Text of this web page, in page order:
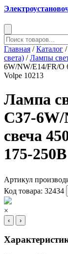
Главная /Каталог /
света) /Лампы
6W/NW/E14/FR/O
Volpe 10213
Лампа
C37-
свеча
175-
Артикул
Код товара: 32434
×
‹ ›